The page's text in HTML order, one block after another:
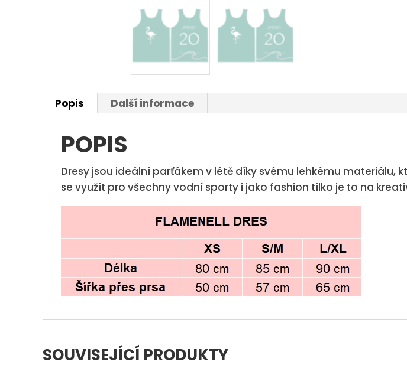
Popis Další informace
POPIS
Dresy jsou ideální parťákem v létě díky svému lehkému
se využít pro všechny vodní sporty i jako fashion tílko je to na
SOUVISEJÍCÍ PRODUKTY